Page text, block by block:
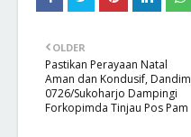
OLDER
Pastikan Perayaan Natal
Aman dan Kondusif, Dandim
0726/Sukoharjo Dampingi
Forkopimda Tinjau Pos Pam